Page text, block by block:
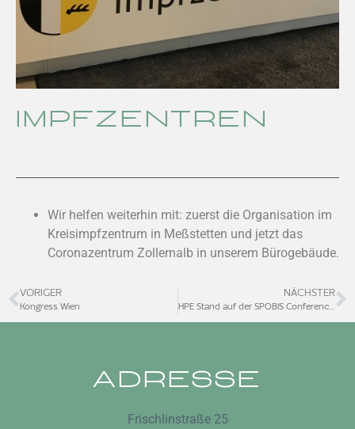
Impfzentren
Wir helfen weiterhin mit: zuerst die Organisation im
Kreisimpfzentrum in Meßstetten und jetzt das
Coronazentrum Zollernalb in unserem Bürogebäude.
VORIGER
Kongress Wien
NÄCHSTER
HPE Stand auf der SPOBIS Conference 2024
ADRESSE
Frischlinstraße 25